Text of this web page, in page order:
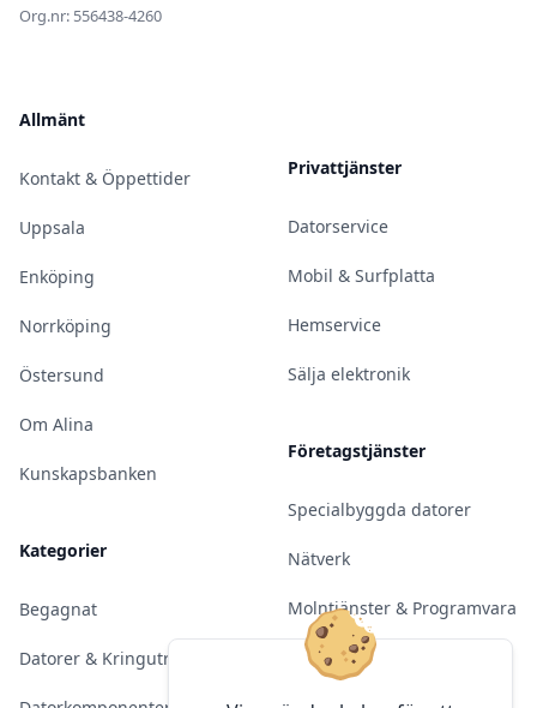
Org.nr: 556438-4260
Allmänt
Kontakt & Öppettider
Uppsala
Enköping
Norrköping
Östersund
Om Alina
Kunskapsbanken
Kategorier
Begagnat
Datorer & Kringutrustning
Privattjänster
Datorservice
Mobil & Surfplatta
Hemservice
Sälja elektronik
Företagstjänster
Specialbyggda datorer
Nätverk
Molntjänster & Programvara
Server & Backup